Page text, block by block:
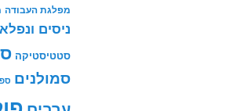
מפלגת העבודה
ניסים
סטטיסטיקה
סמולנים